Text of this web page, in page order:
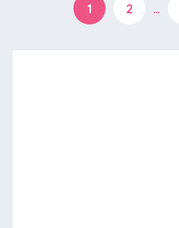
1 2 …